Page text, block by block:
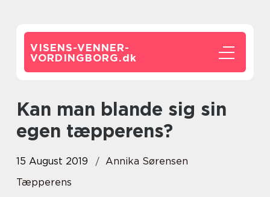
VISENS-VENNER-
VORDINGBORG.dk
Kan man blande sig sin
egen tæpperens?
15 August 2019
Annika Sørensen
Tæpperens